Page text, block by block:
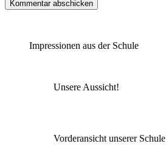
Impressionen aus der Schule
Unsere Aussicht!
Vorderansicht unserer Schule